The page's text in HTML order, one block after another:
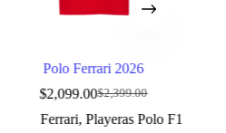
Polo Ferrari 2026
$2,399.00
Original
price
$2,099.00Current
price
Ferrari,Playeras Polo F1